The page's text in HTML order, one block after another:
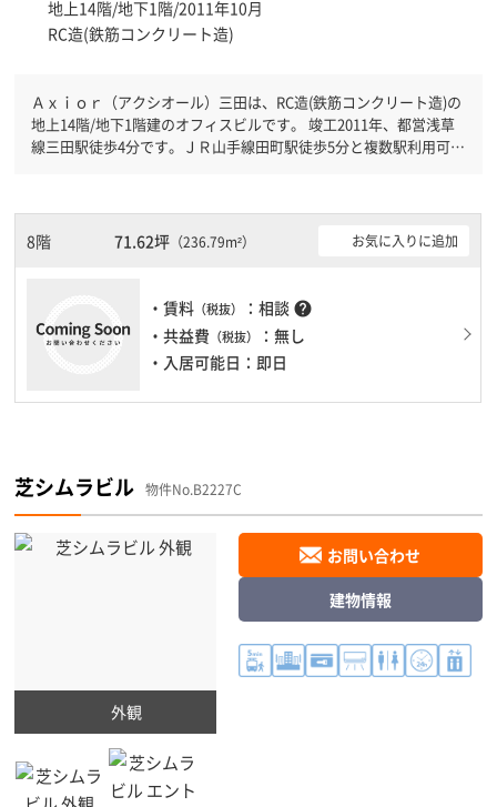
地上14階/地下1階/2011年10月
RC造(鉄筋コンクリート造)
Ａｘｉｏｒ（アクシオール）三田は、RC造(鉄筋コンクリート造)の
地上14階/地下1階建のオフィスビルです。 竣工2011年、都営浅草
線三田駅徒歩4分です。ＪＲ山手線田町駅徒歩5分と複数駅利用可能
れている方にオススメです。土日・祝日も利用可能になりますので
自由に出入りが出来ます。
8階 71.62坪 （236.79m²） お気に入りに追加
・賃料 （税抜） ：相談 help
・共益費 （税抜）
：無し
・入居可能日：即日
芝シムラビル 物件No.B2227C
外観
お問い合わせ
建物情報